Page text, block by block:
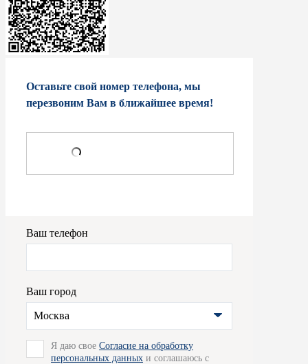
Оставьте свой номер телефона, мы
перезвоним Вам в ближайшее время!
Ваш телефон
Ваш город
Москва
Я даю свое Согласие на обработку
персональных данных и соглашаюсь с